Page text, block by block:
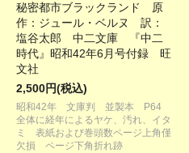
秘密都市ブラックランド 原
作：ジュール・ベルヌ 訳：
塩谷太郎 中二文庫 『中二
時代』昭和42年6月号付録 旺
文社
2,500円(税込)
昭和42年 文庫判 並製本 P64
全体に経年によるヤケ、汚れ、イタ
ミ 表紙および巻頭数ページ上角僅
欠損 ページ下角折れ跡